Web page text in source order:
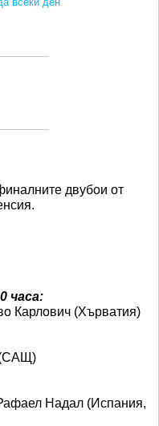
двубои от
часа:
Карлович (Хърватия)
(САЩ)
Надал (Испания,